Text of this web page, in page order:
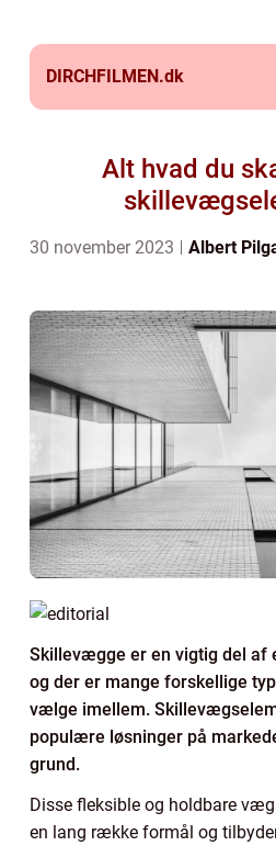
DIRCHFILMEN.dk
Alt hvad du
30 november 2023 Albert
Skillevægge er en vigtig del af
og der er mange forskellige
vælge imellem.
populære løsninger på
grund.
Disse fleksible og holdbare
en lang række formål og